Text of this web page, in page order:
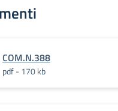
COM.N.388
pdf - 170 kb